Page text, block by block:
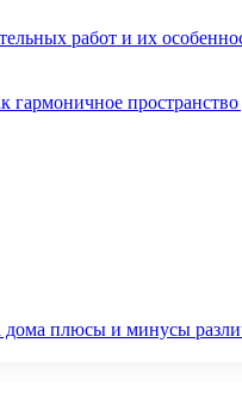
работ и их
гармоничное
дома плюсы и минусы